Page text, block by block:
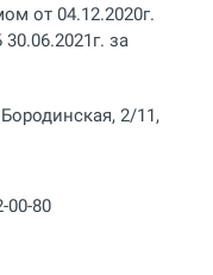
от 04.12.2020г.
за
2/11,
00-80